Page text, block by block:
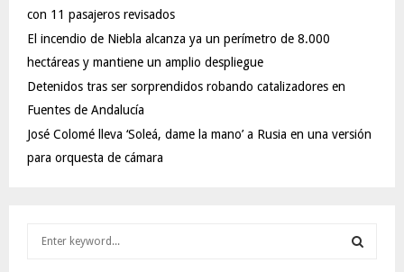
con 11 pasajeros revisados
El incendio de Niebla alcanza ya un perímetro de 8.000
hectáreas y mantiene un amplio despliegue
Detenidos tras ser sorprendidos robando catalizadores en
Fuentes de Andalucía
José Colomé lleva ‘Soleá, dame la mano’ a Rusia en una versión
para orquesta de cámara